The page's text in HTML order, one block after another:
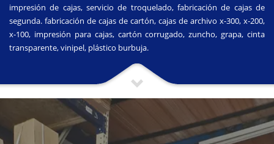
impresión de cajas, servicio de troquelado, fabricación de cajas de
segunda. fabricación de cajas de cartón, cajas de archivo x-300, x-200,
x-100, impresión para cajas, cartón corrugado, zuncho, grapa, cinta
transparente, vinipel, plástico burbuja.